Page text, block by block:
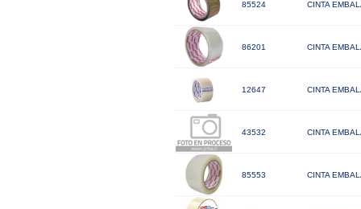
85524 CINTA
86201 CINTA
12647 CINTA
43532 CINTA
85553 CINTA